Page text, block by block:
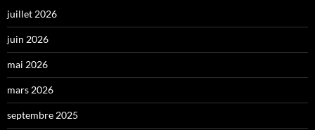
juillet 2026
juin 2026
mai 2026
mars 2026
septembre 2025